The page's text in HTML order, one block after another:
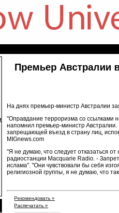
Премьер Австралии
На днях премьер-министр Австралии
"Оправдание терроризма со ссылками
напомнил премьер-министр Австралии.
запрещающей въезд в страну лиц,
MIGnews.com
"Я не думаю, что следует отказаться
радиостанции Macquarie Radio. -
ислама". "Они чувствовали бы себя
религиозной группы, я не думаю, что
Рекомендовать »
Распечатать »